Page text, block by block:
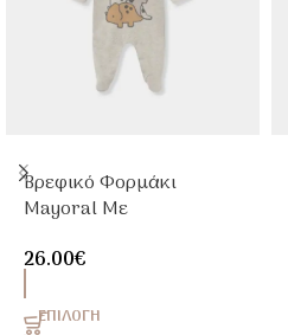
Βρεφικό Φορμάκι
Mayoral Με
Melange
26.00€
ΕΠΙΛΟΓΉ